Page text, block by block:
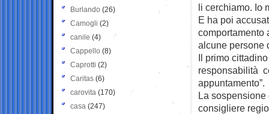
li cerchiamo. Io
E ha poi
comportamento
alcune persone
Il primo
responsabilità
appuntamento”.
La sospensione
consigliere
Burlando (26)
Camogli (2)
canile (4)
Cappello (8)
Caprotti (2)
Caritas (6)
carovita (170)
casa (247)